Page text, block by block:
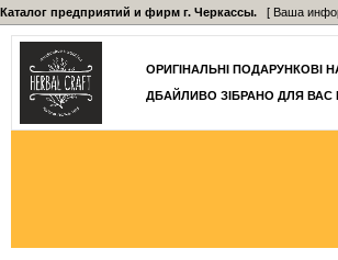
Каталог предприятий и фирм г. Черкассы. [ Ваша
ОРИГІНАЛЬНІ ПОДАРУНКОВІ
ДБАЙЛИВО ЗІБРАНО ДЛЯ ВАС